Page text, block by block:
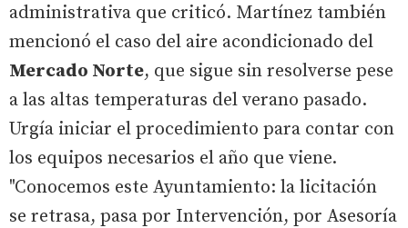
administrativa que criticó. Martínez también
mencionó el caso del aire acondicionado del
Mercado Norte, que sigue sin resolverse pese
a las altas temperaturas del verano pasado.
Urgía iniciar el procedimiento para contar con
los equipos necesarios el año que viene.
"Conocemos este Ayuntamiento: la licitación
se retrasa, pasa por Intervención, por Asesoría